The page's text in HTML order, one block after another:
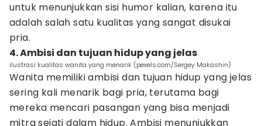
untuk menunjukkan sisi humor kalian, karena itu
adalah salah satu kualitas yang sangat disukai
pria.
4. Ambisi dan tujuan hidup yang jelas
ilustrasi kualitas wanita yang menarik (pexels.com/Sergey Makashin)
Wanita memiliki ambisi dan tujuan hidup yang jelas
sering kali menarik bagi pria, terutama bagi
mereka mencari pasangan yang bisa menjadi
mitra sejati dalam hidup. Ambisi menunjukkan